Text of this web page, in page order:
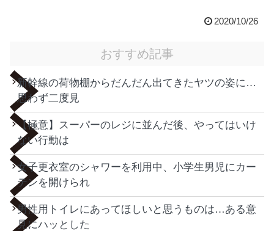
2020/10/26
おすすめ記事
新幹線の荷物棚からだんだん出てきたヤツの姿に…
思わず二度見
【極意】スーパーのレジに並んだ後、やってはいけ
ない行動は
女子更衣室のシャワーを利用中、小学生男児にカー
テンを開けられ
男性用トイレにあってほしいと思うものは…ある意
見にハッとした